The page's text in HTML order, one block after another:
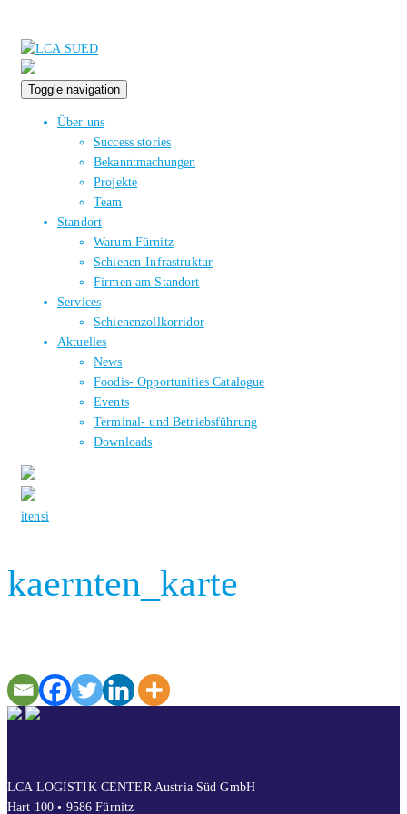
Toggle navigation
Über uns
Success stories
Bekanntmachungen
Projekte
Team
Standort
Warum Fürnitz
Schienen-Infrastruktur
Firmen am Standort
Services
Schienenzollkorridor
Aktuelles
News
Foodis- Opportunities Catalogue
Events
Terminal- und Betriebsführung
Downloads
itensi
kaernten_karte
LCA LOGISTIK CENTER Austria Süd GmbH
Hart 100 • 9586 Fürnitz